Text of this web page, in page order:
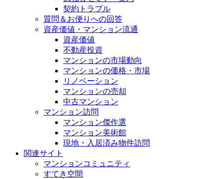
契約トラブル
質問＆お便りへの回答
資産価値・マンション流通
資産価値
不動産投資
マンションの市場動向
マンションの価格・市場
リノベーション
マンションの売却
中古マンション
マンション訪問
マンション傑作選
マンション美術館
現地・入居済み物件訪問
関連サイト
マンションコミュニティ
すてき空間